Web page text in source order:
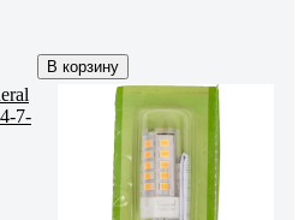
В корзину